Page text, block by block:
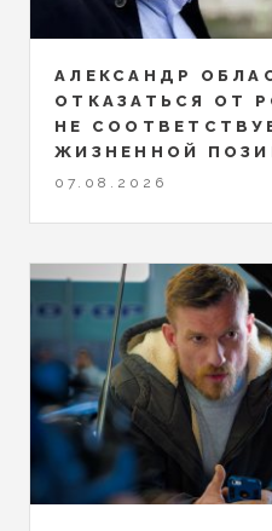
АЛЕКСАНДР
ОТКАЗАТЬСЯ ОТ
НЕ
ЖИЗНЕННОЙ
07.08.2026